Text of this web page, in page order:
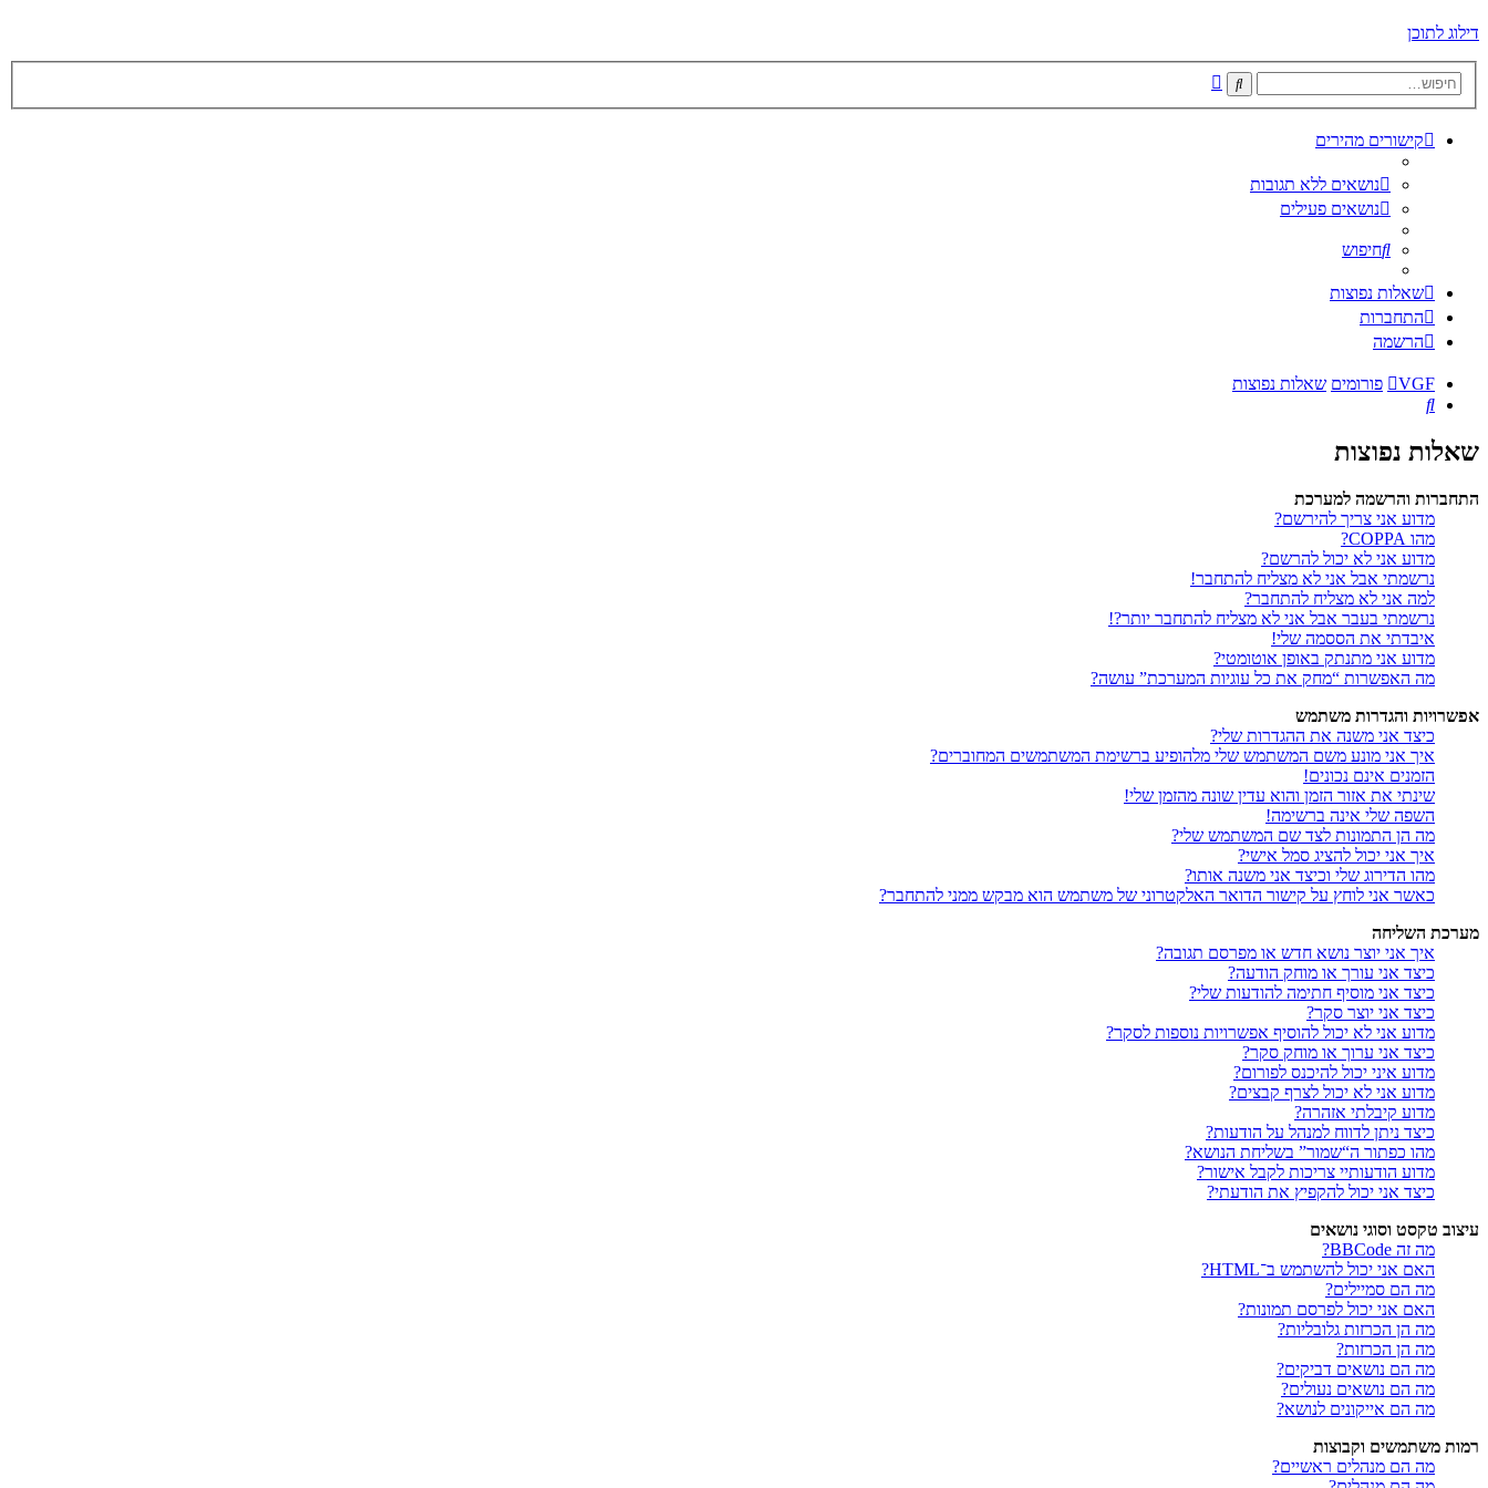
דילוג לתוכן
חיפוש
קישורים מהירים
נושאים ללא תגובות
נושאים פעילים
חיפוש
שאלות נפוצות
התחברות
הרשמה
VGF פורומים שאלות נפוצות
חיפוש
שאלות נפוצות
התחברות והרשמה למערכת
מדוע אני צריך להירשם?
מהו COPPA?
מדוע אני לא יכול להרשם?
נרשמתי אבל אני לא מצליח להתחבר!
למה אני לא מצליח להתחבר?
נרשמתי בעבר אבל אני לא מצליח להתחבר יותר?!
איבדתי את הססמה שלי!
מדוע אני מתנתק באופן אוטומטי?
מה האפשרות “מחק את כל עוגיות המערכת” עושה?
אפשרויות והגדרות משתמש
כיצד אני משנה את ההגדרות שלי?
איך אני מונע משם המשתמש שלי מלהופיע ברשימת המשתמשים המחוברים?
הזמנים אינם נכונים!
שינתי את אזור הזמן והוא עדין שונה מהזמן שלי!
השפה שלי אינה ברשימה!
מה הן התמונות לצד שם המשתמש שלי?
איך אני יכול להציג סמל אישי?
מהו הדירוג שלי וכיצד אני משנה אותו?
כאשר אני לוחץ על קישור הדואר האלקטרוני של משתמש הוא מבקש ממני להתחבר?
מערכת השליחה
איך אני יוצר נושא חדש או מפרסם תגובה?
כיצד אני עורך או מוחק הודעה?
כיצד אני מוסיף חתימה להודעות שלי?
כיצד אני יוצר סקר?
מדוע אני לא יכול להוסיף אפשרויות נוספות לסקר?
כיצד אני ערוך או מוחק סקר?
מדוע איני יכול להיכנס לפורום?
מדוע אני לא יכול לצרף קבצים?
מדוע קיבלתי אזהרה?
כיצד ניתן לדווח למנהל על הודעות?
מהו כפתור ה“שמור” בשליחת הנושא?
מדוע הודעותיי צריכות לקבל אישור?
כיצד אני יכול להקפיץ את הודעתי?
עיצוב טקסט וסוגי נושאים
מה זה BBCode?
האם אני יכול להשתמש ב־HTML?
מה הם סמיילים?
האם אני יכול לפרסם תמונות?
מה הן הכרזות גלובליות?
מה הן הכרזות?
מה הם נושאים דביקים?
מה הם נושאים נעולים?
מה הם אייקונים לנושא?
רמות משתמשים וקבוצות
מה הם מנהלים ראשיים?